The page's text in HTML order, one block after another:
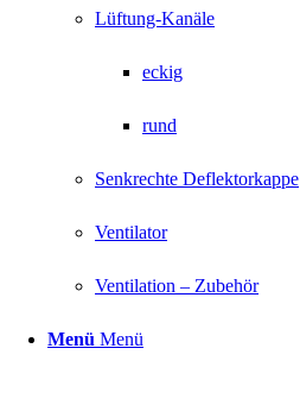
Lüftung-Kanäle
eckig
rund
Senkrechte Deflektorkappe
Ventilator
Ventilation – Zubehör
Menü Menü